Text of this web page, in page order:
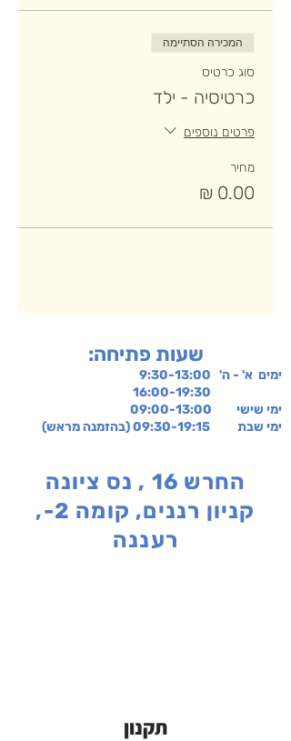
המכירה הסתיימה
סוג כרטיס
כרטיסיה - ילד
פרטים נוספים
מחיר
:שעות פתיחה
ימים א' - ה' 9:30-13:00
ימי שישי 09:00-13:00
ימי שבת 09:30-19:15 (בהזמנה מראש)
החרש 16 , נס ציונה
קניון רננים, קומה 2-,
רעננה
תקנון